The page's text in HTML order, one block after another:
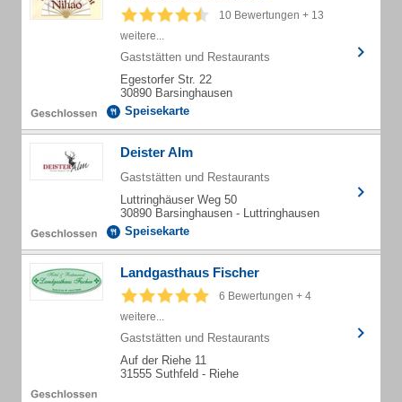
10 Bewertungen + 13
weitere...
Gaststätten und Restaurants
Egestorfer Str. 22
30890 Barsinghausen
Speisekarte
Deister Alm
Gaststätten und Restaurants
Luttringhäuser Weg 50
30890 Barsinghausen - Luttringhausen
Speisekarte
Landgasthaus Fischer
6 Bewertungen + 4
weitere...
Gaststätten und Restaurants
Auf der Riehe 11
31555 Suthfeld - Riehe